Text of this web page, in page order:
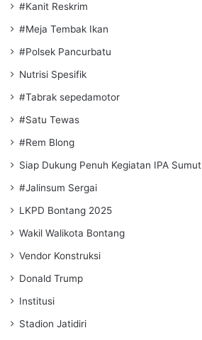
#Kanit Reskrim
#Meja Tembak Ikan
#Polsek Pancurbatu
Nutrisi Spesifik
#Tabrak sepedamotor
#Satu Tewas
#Rem Blong
Siap Dukung Penuh Kegiatan IPA Sumut
#Jalinsum Sergai
LKPD Bontang 2025
Wakil Walikota Bontang
Vendor Konstruksi
Donald Trump
Institusi
Stadion Jatidiri